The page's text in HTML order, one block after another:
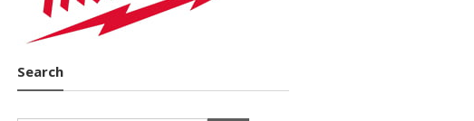
Search